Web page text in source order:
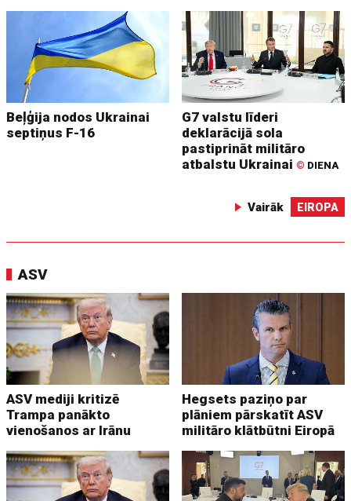
Beļģija nodos Ukrainai
septiņus F-16
G7 valstu līderi
deklarācijā sola
pastiprināt militāro
atbalstu Ukrainai © DIENA
Vairāk EIROPA
ASV
ASV mediji kritizē
Trampa panākto
vienošanos ar Irānu
Hegsets paziņo par
plāniem pārskatīt ASV
militāro klātbūtni Eiropā